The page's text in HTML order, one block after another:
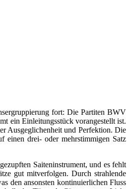
fort: Die Partiten BWV
ein Einleitungsstück vorangestellt ist.
Ausgeglichenheit und Perfektion. Die
einen drei- oder mehrstimmigen Satz
Saiteninstrument, und es fehlt
gut mitverfolgen. Durch strahlende
den ansonsten kontinuierlichen Fluss